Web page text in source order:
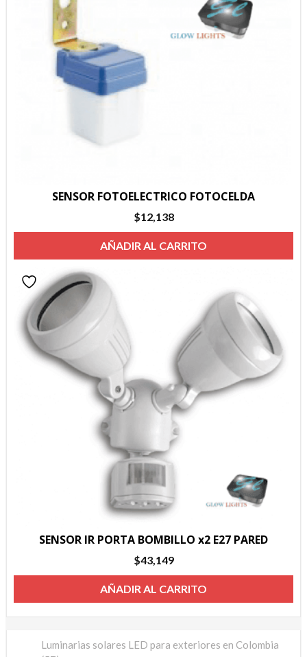
SENSOR FOTOELECTRICO FOTOCELDA
$12,138
AÑADIR AL CARRITO
SENSOR IR PORTA BOMBILLO x2 E27 PARED
$43,149
AÑADIR AL CARRITO
Luminarias solares LED para exteriores en Colombia